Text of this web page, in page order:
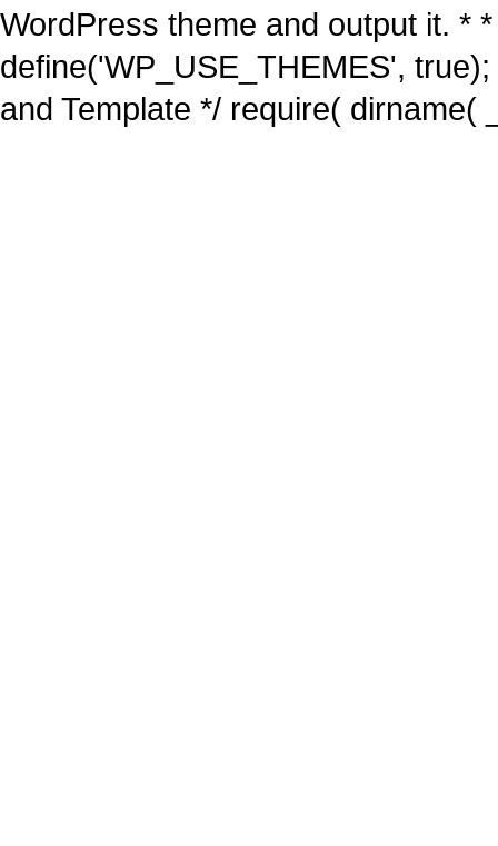
WordPress theme and output it. *
define('WP_USE_THEMES',
and Template */ require( dirname(